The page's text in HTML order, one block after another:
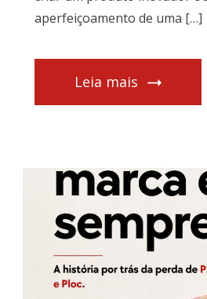
aperfeiçoamento de uma […]
Leia mais